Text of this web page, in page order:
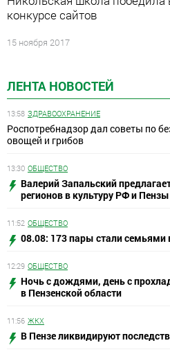
ЛЕНТА НОВОСТЕЙ
13:58 ЗДРАВООХРАНЕНИЕ
Роспотребнадзор дал советы по
овощей и грибов
13:30 ОБЩЕСТВО
Валерий Запальский
регионов в культуру РФ и Пензы
11:52 ОБЩЕСТВО
08.08: 173 пары стали семьями
12:29 ОБЩЕСТВО
Ночь с дождями, день с
в Пензенской области
11:56 ЖКХ
В Пензе ликвидируют
конкурсе сайтов
15 ноября 2017